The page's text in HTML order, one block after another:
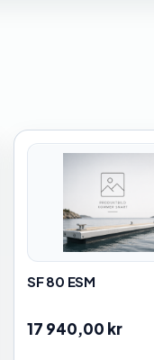
SF 80 ESM
17 940,00 kr